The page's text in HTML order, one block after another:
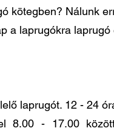
kötegben? Nálunk
a laprugókra
laprugót. 12 - 24
8.00 - 17.00